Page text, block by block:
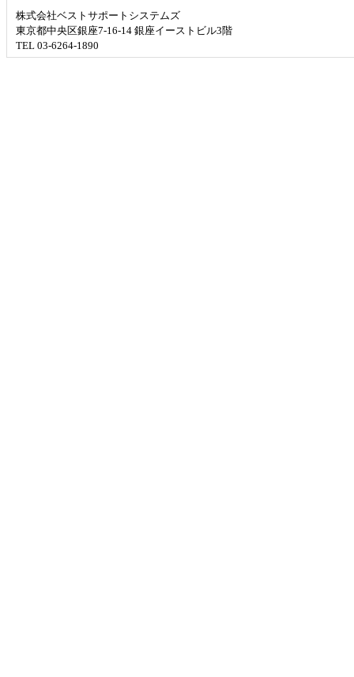
株式会社ベストサポートシステムズ
東京都中央区銀座7-16-14 銀座イーストビル3階
TEL 03-6264-1890